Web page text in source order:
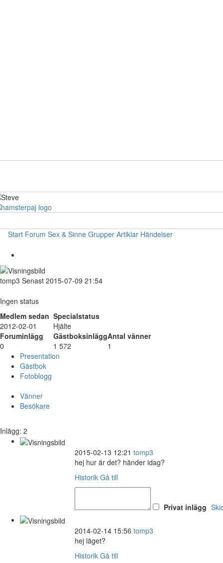
Start Forum Sex & Sinne Grupper Artiklar Händelser
tomp3 Senast 2015-07-09 21:54
Ingen status
Medlem sedan Specialstatus
2012-02-01
Hjälte
Foruminlägg
GästboksinläggAntal vänner
0
1 572
1
Presentation
Gästbok
Fotoblogg
Vänner
Besökare
Inlägg: 2
2015-02-13 12:21 tomp3
hej hur är det? händer idag?
Historik Gå till
Privat inlägg
2014-02-14 15:56 tomp3
hej läget?
Historik Gå till